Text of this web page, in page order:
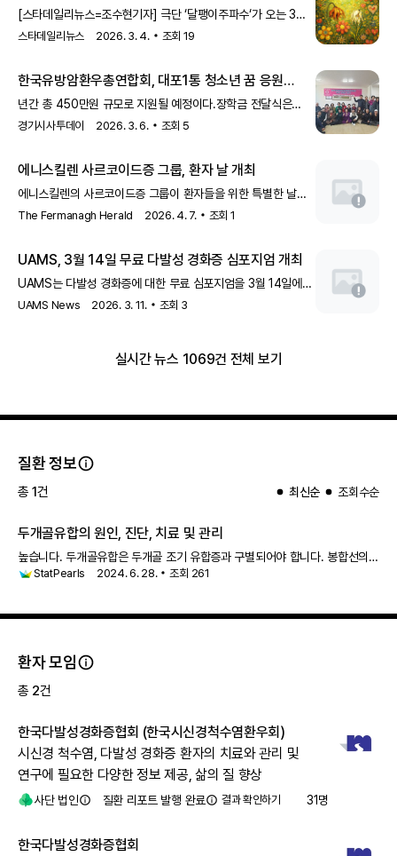
진행 ::
[스타데일리뉴스=조수현기자] 극단 ‘달팽이주파수‘가 오는 3월
성수아트홀에서 공연하는 연극 &lt;노민호와 주리애(원작
스타데일리뉴스 2026. 3. 4. 조회 19
한국유방암환우총연합회, 대포1통 청소년 꿈 응원
장학금 전달
년간 총 450만원 규모로 지원될 예정이다.장학금 전달식은
정월대보름을 맞아 열린 대포 1통 마을
전했다.특히 마을 어르신
경기시사투데이 2026. 3. 6. 조회 5
에니스킬렌 사르코이드증 그룹, 환자 날 개최
에니스킬렌의 사르코이드증 그룹이 환자들을 위한 특별한 날을
개최합니다. 이행사는 사르코이드증 환자들에게 정보를
The Fermanagh Herald 2026. 4. 7. 조회 1
UAMS, 3월 14일 무료 다발성 경화증 심포지엄 개최
UAMS는 다발성 경화증에 대한 무료 심포지엄을 3월 14일에
개최합니다. 이
행사는 환자와 의료 전문가들에게 최신 정보를
UAMS News 2026. 3. 11. 조회 3
실시간 뉴스 1069건 전체 보기
질환 정보
총1건 최신순 조회수순
두개골유합의 원인, 진단, 치료 및 관리
높습니다. 두개골유합은 두개골 조기 유합증과 구별되어야 합니다. 봉합선의
조기 융합이 없습니다. 머리의 평 행사 변형, 같은 쪽 귀와 머리의 앞쪽 변위,
StatPearls 2024. 6. 28. 조회 261
환자 모임
총 2건
한국다발성경화증협회 (한국시신경척수염환우회)
시신경 척수염, 다발성 경화증 환자의 치료와 관리 및
연구에 필요한 다양한 정보 제공, 삶의 질 향상
사단 법인 질환 리포트 발행 완료 결과 확인하기 31명
한국다발성경화증협회